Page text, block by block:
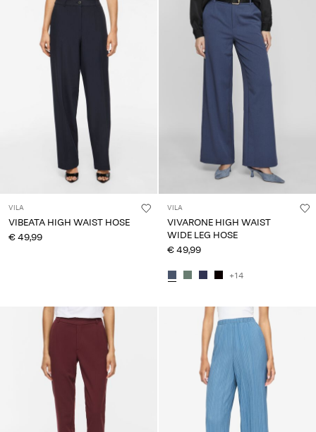
VILA
VIBEATA HIGH WAIST HOSE
€ 49,99
VILA
VIVARONE HIGH WAIST
WIDE LEG HOSE
€ 49,99
+14